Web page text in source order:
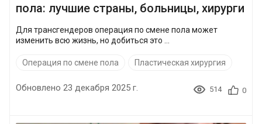
пола: лучшие страны, больницы, хирурги
Для трансгендеров операция по смене пола может
изменить всю жизнь, но добиться это ...
Операция по смене пола Пластическая хирургия
Обновлено 23 декабря 2025 г. 514 0